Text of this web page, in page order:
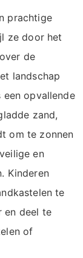
prachtige
ze door het
de
landschap
opvallende
zand,
om te zonnen
en
Kinderen
te
en deel te
of